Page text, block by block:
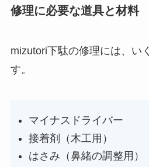
修理に必要な道具と材料
mizutori下駄の修理には、い
す。
マイナスドライバー
接着剤（木工用）
はさみ（鼻緒の調整用）